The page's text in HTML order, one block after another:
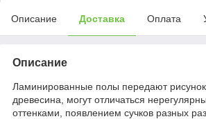
Описание Доставка Оплата
Описание
Ламинированные полы передают
древесина, могут отличаться
оттенками, появлением сучков разных